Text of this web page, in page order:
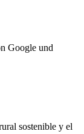
Google und
sostenible y el